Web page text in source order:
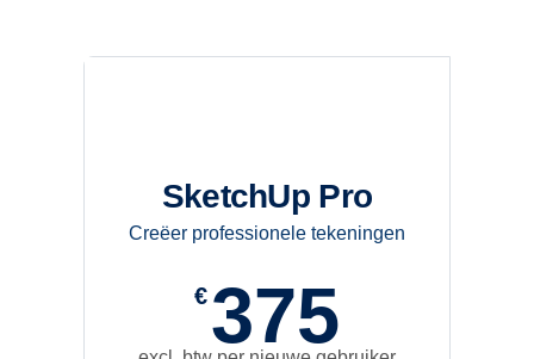
SketchUp Pro
Creëer professionele tekeningen
€375